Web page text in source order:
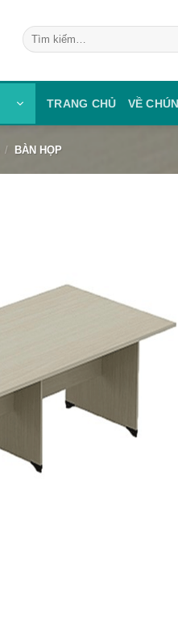
Tìm
kiếm:
TRANG CHỦ VỀ
/ BÀN HỌP